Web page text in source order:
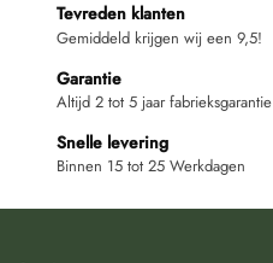
Tevreden klanten
Gemiddeld krijgen wij een 9,5!
Garantie
Altijd 2 tot 5 jaar fabrieksgarantie
Snelle levering
Binnen 15 tot 25 Werkdagen